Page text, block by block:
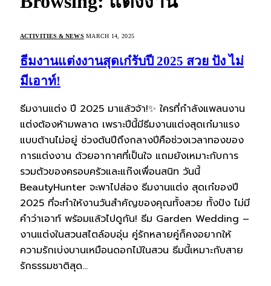
ACTIVITIES & NEWS MARCH 14, 2025
ธีมงานแต่งงานสุดเก๋รับปี 2025 สวย ปัง ไม่
มีเอาท์!
ธีมงานแต่ง ปี 2025 มาแล้วจ้า!✨ ใครที่กำลังแพลนงาน
แต่งต้องห้ามพลาด เพราะปีนี้มีธีมงานแต่งสุดเก๋มาแรง
แบบต้านไม่อยู่ ช่วงต้นปีถึงกลางปีคือช่วงเวลาทองของ
การแต่งงาน ด้วยอากาศที่เป็นใจ แถมยังเหมาะกับการ
รวมตัวของครอบครัวและแก๊งเพื่อนสนิท วันนี้
BeautyHunter จะพาไปส่อง ธีมงานแต่ง สุดเก๋ของปี
2025 ที่จะทำให้งานวันสำคัญของคุณทั้งสวย ทั้งปัง ไม่มี
คำว่าเอาท์ พร้อมแล้วไปดูกัน! ธีม Garden Wedding –
งานแต่งในสวนสไตล์อบอุ่น คู่รักหลายคู่ก็คงอยากให้
ความรักเบ่งบานเหมือนดอกไม้ในสวน ธีมนี้เหมาะกับสาย
รักธรรมชาติสุด…